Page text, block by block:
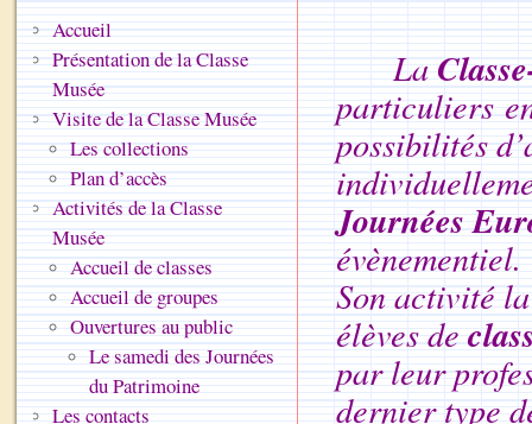
La
particuliers
possibilités
Journées
évènementiel.
Son activité
élèves de
par leur
dernier type
Accueil
Présentation de la Classe
Musée
Visite de la Classe Musée
Les collections
Plan d’accès
Activités de la Classe
Musée
Accueil de classes
Accueil de groupes
Ouvertures au public
Le samedi des Journées
du Patrimoine
Les contacts